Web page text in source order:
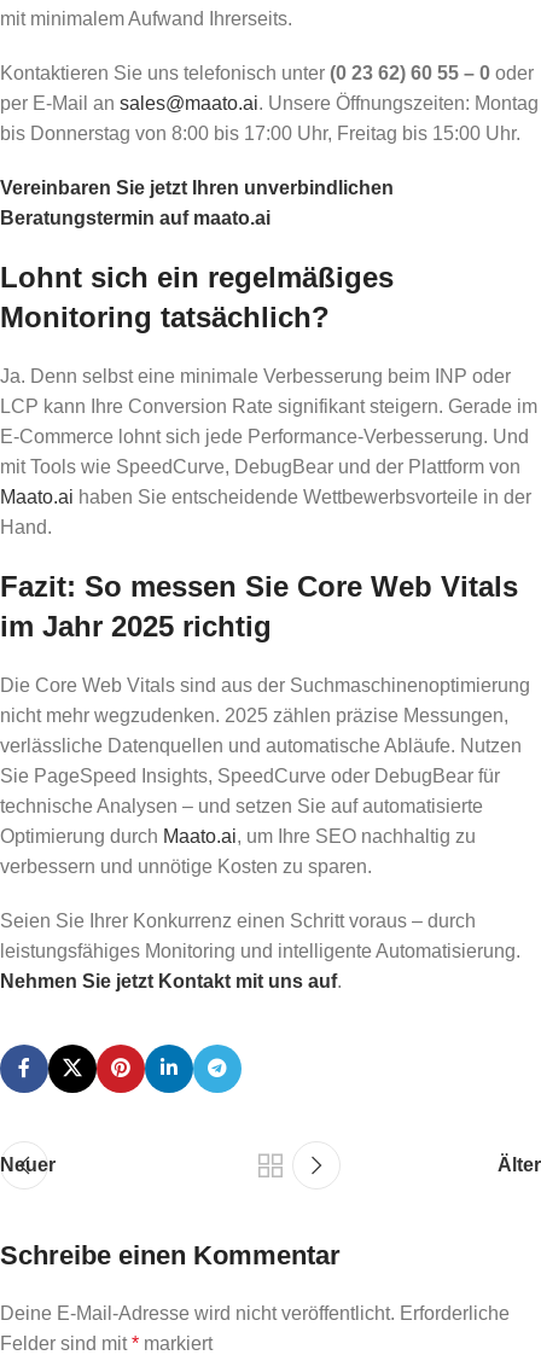
mit minimalem Aufwand Ihrerseits.
Kontaktieren Sie uns telefonisch unter (0 23 62) 60 55 – 0 oder
per E-Mail an sales@maato.ai. Unsere Öffnungszeiten: Montag
bis Donnerstag von 8:00 bis 17:00 Uhr, Freitag bis 15:00 Uhr.
Vereinbaren Sie jetzt Ihren unverbindlichen
Beratungstermin auf maato.ai
Lohnt sich ein regelmäßiges
Monitoring tatsächlich?
Ja. Denn selbst eine minimale Verbesserung beim INP oder
LCP kann Ihre Conversion Rate signifikant steigern. Gerade im
E-Commerce lohnt sich jede Performance-Verbesserung. Und
mit Tools wie SpeedCurve, DebugBear und der Plattform von
Maato.ai haben Sie entscheidende Wettbewerbsvorteile in der
Hand.
Fazit: So messen Sie Core Web Vitals
im Jahr 2025 richtig
Die Core Web Vitals sind aus der Suchmaschinenoptimierung
nicht mehr wegzudenken. 2025 zählen präzise Messungen,
verlässliche Datenquellen und automatische Abläufe. Nutzen
Sie PageSpeed Insights, SpeedCurve oder DebugBear für
technische Analysen – und setzen Sie auf automatisierte
Optimierung durch Maato.ai, um Ihre SEO nachhaltig zu
verbessern und unnötige Kosten zu sparen.
Seien Sie Ihrer Konkurrenz einen Schritt voraus – durch
leistungsfähiges Monitoring und intelligente Automatisierung.
Nehmen Sie jetzt Kontakt mit uns auf.
Neuer Älter
Schreibe einen Kommentar
Deine E-Mail-Adresse wird nicht veröffentlicht. Erforderliche
Felder sind mit* markiert